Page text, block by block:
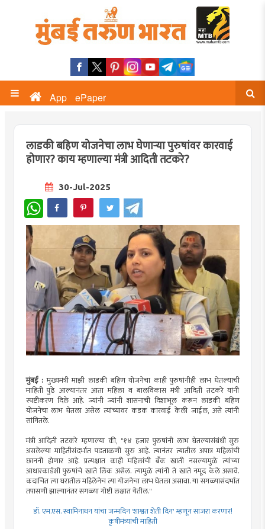
App ePaper
लाडकी बहिण योजनेचा लाभ घेणाऱ्या पुरुषांवर कारवाई
होणार? काय म्हणाल्या मंत्री आदिती तटकरे?
30-Jul-2025
WhatsApp
मुंबई :मुख्यमंत्री माझी लाडकी बहिण योजनेचा काही पुरुषांनीही लाभ घेतल्याची
माहिती पुढे आल्यानंतर आता महिला व बालविकास मंत्री आदिती तटकरे यांनी
स्पष्टीकरण दिले आहे. ज्यांनी ज्यांनी शासनाची दिशाभूल करून लाडकी बहिण
योजनेचा लाभ घेतला असेल त्यांच्यावर कडक कारवाई केली जाईल, असे त्यांनी
सांगितले.
मंत्री आदिती तटकरे म्हणाल्या की, "१४ हजार पुरुषांनी लाभ घेतल्यासंबंधी सुरु
असलेल्या माहितीसंदर्भात पडताळणी सुरु आहे. त्यानंतर त्यातील अपात्र महिलांची
छाननी होणार आहे. प्रत्यक्षात काही महिलांची बँक खाती नसल्यामुळे त्यांच्या
आधारकार्डशी पुरुषांचे खाते लिंक असेल. त्यामुळे त्यांनी ते खाते नमूद केले असावे.
कदाचित त्या घरातील महिलेनेच त्या योजनेचा लाभ घेतला असावा. या सगळ्यासंदर्भात
तपासणी झाल्यानंतर सगळ्या गोष्टी लक्षात येतील."
डॉ. एम.एस. स्वामिनाथन यांचा जन्मदिन 'शाश्वत शेती दिन' म्हणून साजरा करणार!
कृषीमंत्र्यांची माहिती